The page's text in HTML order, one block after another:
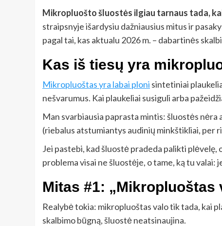
Mikropluošto šluostės ilgiau tarnaus tada,
straipsnyje išardysiu dažniausius mitus ir
pagal tai, kas aktualu 2026 m. – dabartinės
Kas iš tiesų yra
Mikropluoštas yra labai ploni sintetiniai
nešvarumus. Kai plaukeliai susiguli arba
Man svarbiausia paprasta mintis: šluostės nėra
(riebalus atstumiantys audinių minkštikliai, per
Jei pastebi, kad šluostė pradeda palikti plėvelę,
problema visai ne šluostėje, o tame, ką tu
Mitas #1:
Realybė tokia: mikropluoštas valo tik tada, kai
skalbimo būgną, šluostė neatsinaujina.